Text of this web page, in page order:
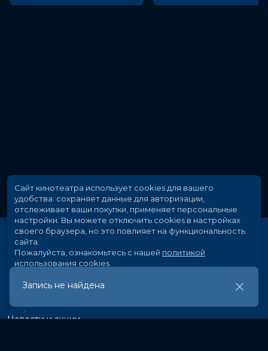
Запись не найдена
Скоро в кино
Новости и акции
Сайт кинотеатра использует cookies для вашего
удобства: сохраняет данные для авторизации,
отслеживает ваши покупки, применяет персональные
настройки. Вы можете отключить cookies в настройках
своего браузера, но это повлияет на функциональность
сайта.
Пожалуйста, ознакомьтесь с нашей политикой
использования cookies